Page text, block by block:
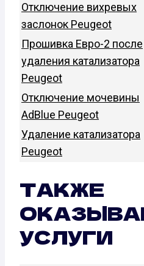
Отключение вихревых
заслонок Peugeot
Прошивка Евро-2 после
удаления катализатора
Peugeot
Отключение мочевины
AdBlue Peugeot
Удаление катализатора
Peugeot
ТАКЖЕ
УСЛУГИ